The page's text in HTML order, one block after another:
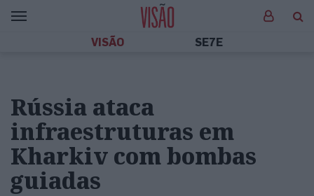
VISÃO SE7E
Rússia ataca
infraestruturas em
Kharkiv com bombas
guiadas